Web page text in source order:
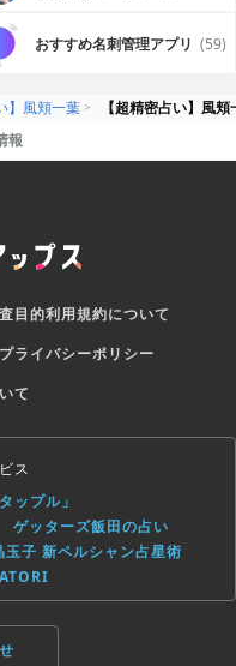
おすすめ名刺管理アプリ (59)
】風頬一葉
【超精密占い】風
報
目的利用規約について
プライバシーポリシー
て
ス
ップル」
ゲッターズ飯田の占い
玉子 新ペルシャン占星術